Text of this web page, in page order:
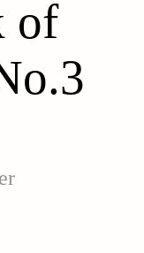
of